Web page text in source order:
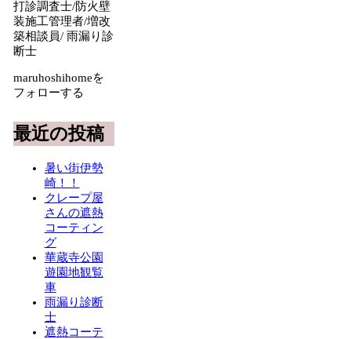
打診調査士/防火壁
装施工管理者/増改
築相談員/ 雨漏り診
断士
maruhoshihomeを
フォローする
最近の投稿
暑い街伊勢
崎！！
クレープ屋
さんの遮熱
コーティン
グ
華蔵寺公園
遊園地観覧
車
雨漏り診断
士
遮熱コーテ